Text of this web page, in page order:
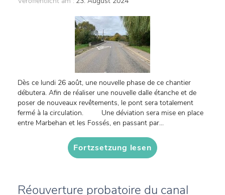
Dès ce lundi 26 août, une nouvelle phase de ce chantier
débutera. Afin de réaliser une nouvelle dalle étanche et de
poser de nouveaux revêtements, le pont sera totalement
fermé à la circulation. Une déviation sera mise en place
entre Marbehan et les Fossés, en passant par...
Fortzsetzung lesen
Réouverture probatoire du canal